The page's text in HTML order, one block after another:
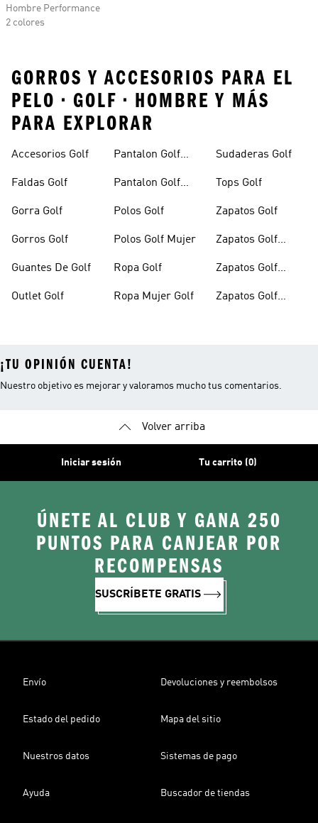
Hombre Performance
2 colores
GORROS Y ACCESORIOS PARA EL
PELO • GOLF • HOMBRE Y MÁS
PARA EXPLORAR
Accesorios Golf
Faldas Golf
Gorra Golf
Gorros Golf
Guantes De Golf
Outlet Golf
Pantalon Golf
Pantalon Golf
Polos Golf
Polos Golf Mujer
Ropa Golf
Ropa Mujer Golf
Sudaderas Golf
Tops Golf
Zapatos Golf
Zapatos Golf
Zapatos Golf
Zapatos Golf
¡TU OPINIÓN CUENTA!
Nuestro objetivo es mejorar y valoramos mucho tus comentarios.
Volver arriba
Iniciar sesión Tu carrito (0)
ÚNETE AL CLUB Y GANA 250
PUNTOS PARA CANJEAR POR
RECOMPENSAS
SUSCRÍBETE GRATIS
Envío Devoluciones y reembolsos
Estado del pedido Mapa del sitio
Nuestros datos Sistemas de pago
Ayuda Buscador de tiendas